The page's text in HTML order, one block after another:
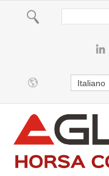
Italiano